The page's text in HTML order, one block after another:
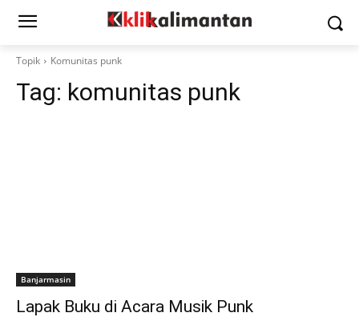
Topik Komunitas punk
Tag: komunitas punk
Banjarmasin
Lapak Buku di Acara Musik Punk